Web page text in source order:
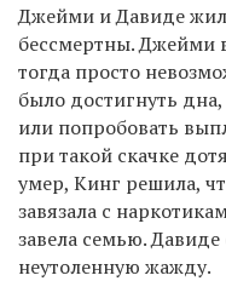
Джейми и Давиде
бессмертны. Джейми
тогда просто
было достигнуть
или попробовать
при такой скачке
умер, Кинг решила,
завязала с
завела семью.
неутоленную жажду.